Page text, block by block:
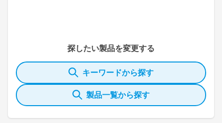
探したい製品を変更する
キーワードから探す
製品一覧から探す